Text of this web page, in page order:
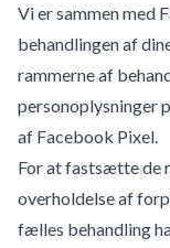
Vi er sammen med
behandlingen af
rammerne af
personoplysninger
af Facebook Pixel.
For at fastsætte de
overholdelse af
fælles behandling